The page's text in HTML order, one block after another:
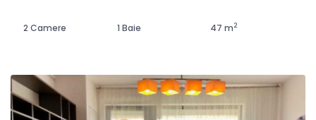
2 Camere 1 Baie 47 m2